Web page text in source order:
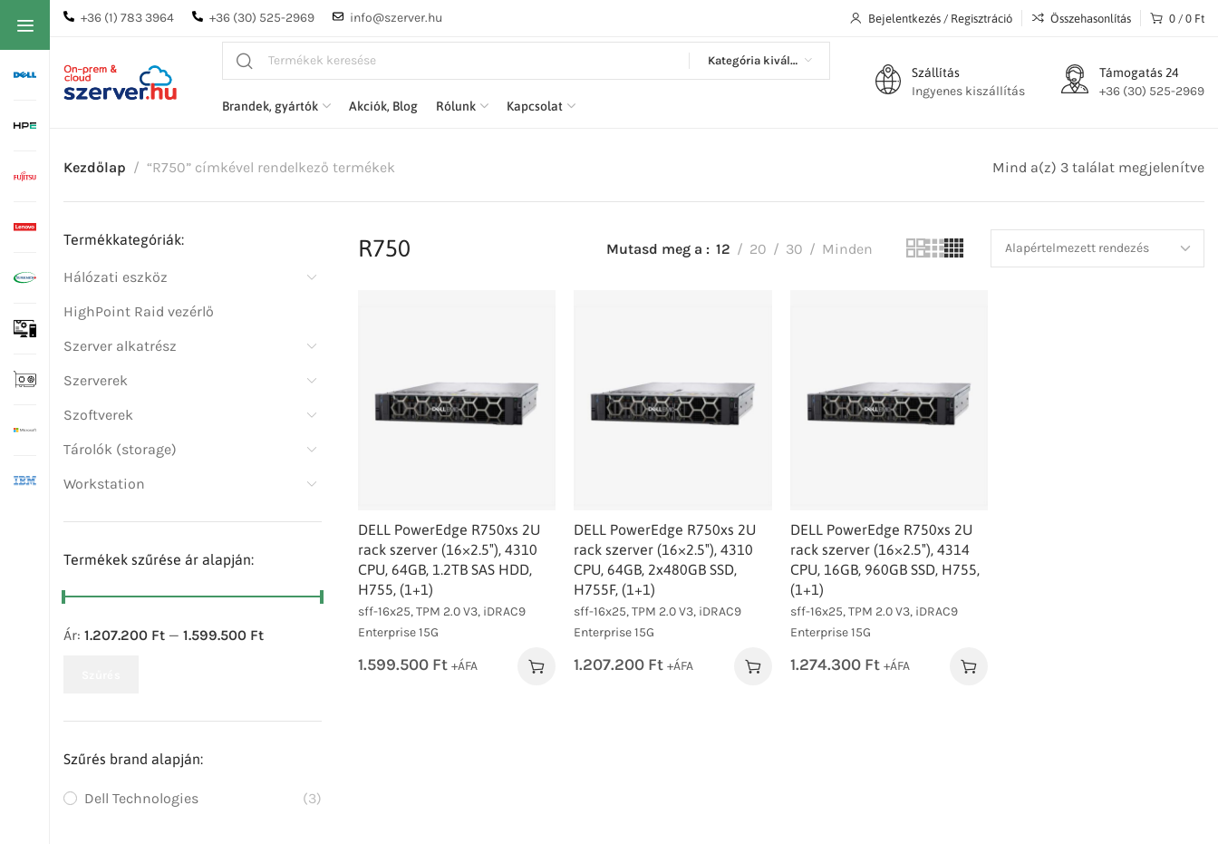
+36 (1) 783 3964 +36 (30) 525-2969 info@szerver.hu Bejelentkezés / Regisztráció Összehasonlítás 0 / 0 Ft
Kategória kiválasztása
Brandek, gyártók Akciók, Blog Rólunk Kapcsolat
Szállítás
Ingyenes kiszállítás
Támogatás 24
+36 (30) 525-2969
Kezdőlap “R750” címkével rendelkező termékek Mind a(z) 3 találat megjelenítve
Termékkategóriák:
Hálózati eszköz
HighPoint Raid vezérlő
Szerver alkatrész
Szerverek
Szoftverek
Tárolók (storage)
Workstation
Termékek szűrése ár alapján:
Ár: 1.207.200 Ft — 1.599.500 Ft
Szűrés brand alapján:
Dell Technologies (3)
R750 Mutasd meg a 12 20 30 Minden
DELL PowerEdge R750xs 2U
rack szerver (16×2.5″), 4310
CPU, 64GB, 1.2TB SAS HDD,
H755, (1+1)
sff-16x25, TPM 2.0 V3, iDRAC9
Enterprise 15G
1.599.500 Ft +ÁFA
DELL PowerEdge R750xs 2U
rack szerver (16×2.5″), 4310
CPU, 64GB, 2x480GB SSD,
H755F, (1+1)
sff-16x25, TPM 2.0 V3, iDRAC9
Enterprise 15G
1.207.200 Ft +ÁFA
DELL PowerEdge R750xs 2U
rack szerver (16×2.5″), 4314
CPU, 16GB, 960GB SSD, H755,
(1+1)
sff-16x25, TPM 2.0 V3, iDRAC9
Enterprise 15G
1.274.300 Ft +ÁFA